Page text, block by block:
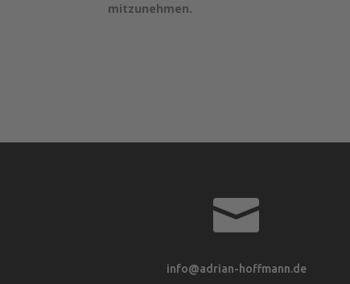
mitzunehmen.

info@adrian-hoffmann.de